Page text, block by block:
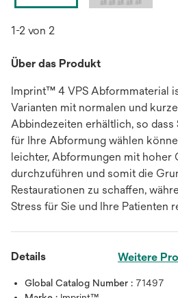
1-2 von 2
Über das Produkt
Imprint™ 4 VPS Abformmaterial
Varianten mit normalen und
Abbindezeiten erhältlich, so dass
für Ihre Abformung wählen
leichter, Abformungen mit hoher
durchzuführen und somit die
Restaurationen zu schaffen,
Stress für Sie und Ihre Patienten
Details Weitere
Global Catalog Number : 71497